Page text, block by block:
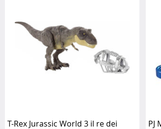
T-Rex Jurassic World 3 il re dei
PJ